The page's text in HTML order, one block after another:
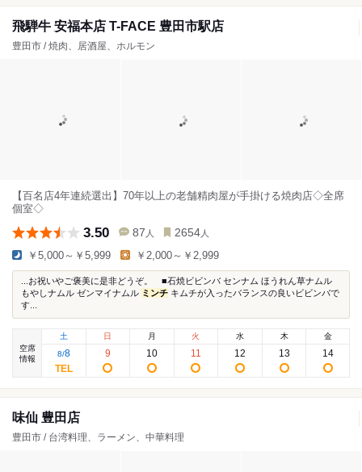
飛騨牛 安福本店 T-FACE 豊田市駅店
豊田市 / 焼肉、居酒屋、ホルモン
【百名店4年連続選出】70年以上の老舗精肉屋が手掛ける焼肉店◇全席
個室◇
3.50 87 人 2654 人
￥5,000～￥5,999 ￥2,000～￥2,999
...お祝いやご褒美に是非どうぞ。 ■石焼ビビンバ センナム ほうれん草ナムル
もやしナムル ゼンマイナムル ミンチ キムチが入ったバランスの良いビビンバで
す...
空席
情報
土
8/8
日
9
月
10
火
11
水
12
木
13
金
14
味仙 豊田店
豊田市 / 台湾料理、ラーメン、中華料理